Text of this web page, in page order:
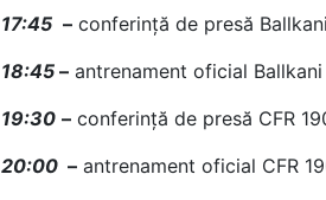
17:45 – conferință de presă Ballkani
18:45 – antrenament oficial
19:30 – conferință de presă CFR
20:00 – antrenament oficial CFR